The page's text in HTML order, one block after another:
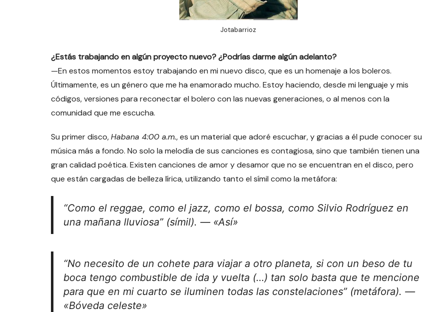
Jotabarrioz
¿Estás trabajando en algún proyecto nuevo? ¿Podrías darme algún adelanto?
—En estos momentos estoy trabajando en mi nuevo disco, que es un homenaje a los boleros.
Últimamente, es un género que me ha enamorado mucho. Estoy haciendo, desde mi lenguaje y mis
códigos, versiones para reconectar el bolero con las nuevas generaciones, o al menos con la
comunidad que me escucha.
Su primer disco,Habana 4:00 a.m., es un material que adoré escuchar, y gracias a él pude conocer su
música más a fondo. No solo la melodía de sus canciones es contagiosa, sino que también tienen una
gran calidad poética. Existen canciones de amor y desamor que no se encuentran en el disco, pero
que están cargadas de belleza lírica, utilizando tanto el símil como la metáfora:
“Como el reggae, como el jazz, como el bossa, como Silvio Rodríguez en
una mañana lluviosa” (símil). — «Así»
“No necesito de un cohete para viajar a otro planeta, si con un beso de tu
boca tengo combustible de ida y vuelta (…) tan solo basta que te mencione
para que en mi cuarto se iluminen todas las constelaciones” (metáfora). —
«Bóveda celeste»